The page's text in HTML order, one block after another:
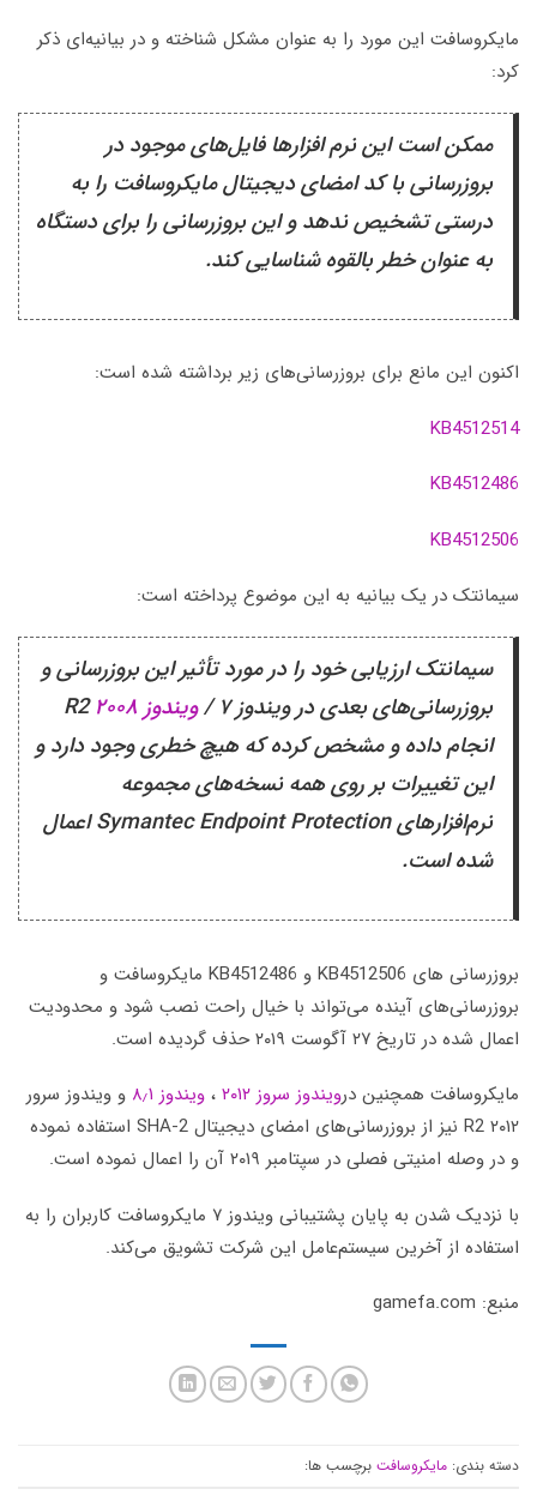
مایکروسافت این مورد را به عنوان مشکل شناخته و در بیانیه‌ای ذکر
کرد:
ممکن است این نرم افزارها فایل‌های موجود در
بروزرسانی با کد امضای دیجیتال مایکروسافت را به
درستی تشخیص ندهد و این بروزرسانی را برای دستگاه
به عنوان خطر بالقوه شناسایی کند.
اکنون این مانع برای بروزرسانی‌های زیر برداشته شده است:
KB4512514
KB4512486
KB4512506
سیمانتک در یک بیانیه به این موضوع پرداخته است:
سیمانتک ارزیابی خود را در مورد تأثیر این بروزرسانی و
بروزرسانی‌های بعدی در ویندوز ۷ /
ویندوز ۲۰۰۸
R2
انجام داده و مشخص کرده که هیچ خطری وجود دارد و
این تغییرات بر روی همه نسخه‌های مجموعه
نرم‌افزارهای Symantec Endpoint Protection اعمال
شده است.
بروزرسانی ‌های KB4512506 و KB4512486 مایکروسافت و
بروزرسانی‌های آینده می‌تواند با خیال راحت نصب شود و محدودیت
اعمال شده در تاریخ ۲۷ آگوست ۲۰۱۹ حذف گردیده است.
مایکروسافت همچنین درویندوز سروز ۲۰۱۲ ، ویندوز ۸٫۱
و ویندوز سرور
۲۰۱۲ R2 نیز از بروزرسانی‌های امضای دیجیتال SHA-2 استفاده نموده
و در وصله امنیتی فصلی در سپتامبر ۲۰۱۹ آن را اعمال نموده است.
با نزدیک شدن به پایان پشتیبانی ویندوز ۷ مایکروسافت کاربران را به
استفاده از آخرین سیستم‌عامل این شرکت تشویق می‌کند.
منبع: gamefa.com
دسته بندی: مایکروسافت برچسب ها: